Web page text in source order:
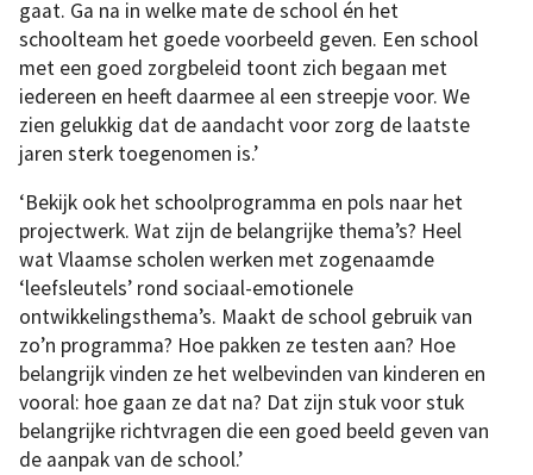
gaat. Ga na in welke mate de school én het
schoolteam het goede voorbeeld geven. Een school
met een goed zorgbeleid toont zich begaan met
iedereen en heeft daarmee al een streepje voor. We
zien gelukkig dat de aandacht voor zorg de laatste
jaren sterk toegenomen is.’
‘Bekijk ook het schoolprogramma en pols naar het
projectwerk. Wat zijn de belangrijke thema’s? Heel
wat Vlaamse scholen werken met zogenaamde
‘leefsleutels’ rond sociaal-emotionele
ontwikkelingsthema’s. Maakt de school gebruik van
zo’n programma? Hoe pakken ze testen aan? Hoe
belangrijk vinden ze het welbevinden van kinderen en
vooral: hoe gaan ze dat na? Dat zijn stuk voor stuk
belangrijke richtvragen die een goed beeld geven van
de aanpak van de school.’